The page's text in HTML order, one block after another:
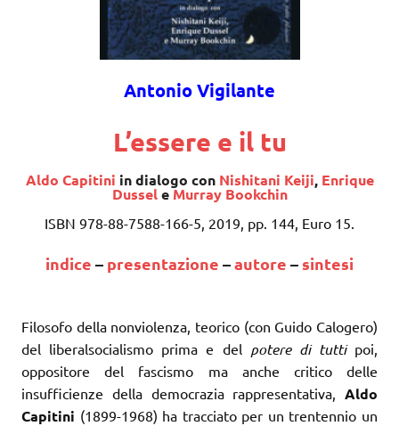
Antonio Vigilante
L’essere e il tu
Aldo Capitini in dialogo con Nishitani Keiji, Enrique
DusseleMurray Bookchin
ISBN 978-88-7588-166-5, 2019, pp. 144, Euro 15.
indice – presentazione –autore – sintesi
Filosofo della nonviolenza, teorico (con Guido Calogero)
del liberalsocialismo prima e del potere di tutti poi,
oppositore del fascismo ma anche critico delle
insufficienze della democrazia rappresentativa, Aldo
Capitini (1899-1968) ha tracciato per un trentennio un